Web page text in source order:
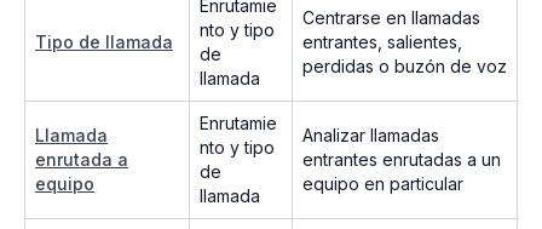
Tipo de llamada
Enrutamie
nto y tipo
de
llamada
Centrarse en llamadas
entrantes, salientes,
perdidas o buzón de voz
Llamada
enrutada a
equipo
Enrutamie
nto y tipo
de
llamada
Analizar llamadas
entrantes enrutadas a un
equipo en particular